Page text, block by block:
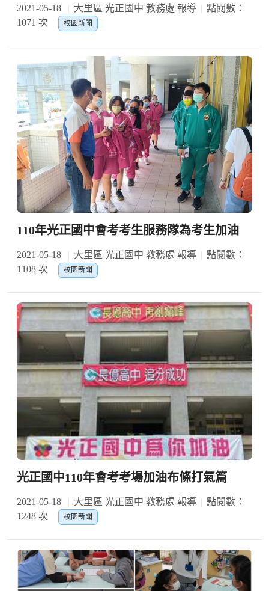
2021-05-18 大里區 光正國中 教務處 報導
點閱數：
1071 次
校園新聞
110年光正國中會考考生服務隊為考生加油
2021-05-18 大里區 光正國中 教務處 報導
點閱數：
1108 次
校園新聞
光正國中110年會考考場加油布條打氣篇
2021-05-18 大里區 光正國中 教務處 報導
點閱數：
1248 次
校園新聞